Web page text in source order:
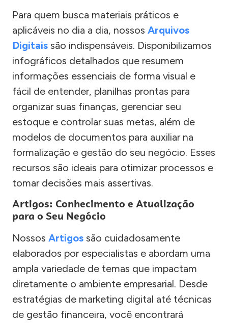
Para quem busca materiais práticos e
aplicáveis no dia a dia, nossos Arquivos
Digitais são indispensáveis. Disponibilizamos
infográficos detalhados que resumem
informações essenciais de forma visual e
fácil de entender, planilhas prontas para
organizar suas finanças, gerenciar seu
estoque e controlar suas metas, além de
modelos de documentos para auxiliar na
formalização e gestão do seu negócio. Esses
recursos são ideais para otimizar processos e
tomar decisões mais assertivas.
Artigos: Conhecimento e Atualização
para o Seu Negócio
Nossos Artigos são cuidadosamente
elaborados por especialistas e abordam uma
ampla variedade de temas que impactam
diretamente o ambiente empresarial. Desde
estratégias de marketing digital até técnicas
de gestão financeira, você encontrará